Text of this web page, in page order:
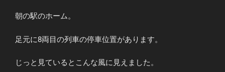
朝の駅のホーム。
足元に8両目の列車の停車位置があります。
じっと見ているとこんな風に見えました。